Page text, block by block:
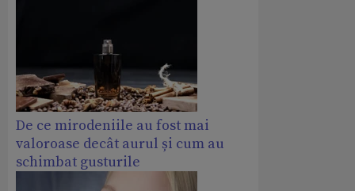
De ce mirodeniile au fost mai
valoroase decât aurul și cum au
schimbat gusturile